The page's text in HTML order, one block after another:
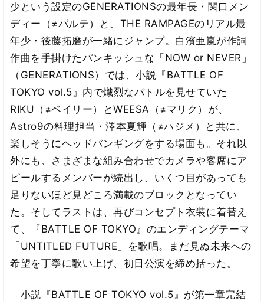
少という設定のGENERATIONSの最年長・関口メン
ディー（≠パルテ）と、THE RAMPAGEのリアル最
年少・後藤拓磨が一緒にジャンプ。白濱亜嵐が作詞
作曲を手掛けたパンキッシュな「NOW or NEVER」
（GENERATIONS）では、小説『BATTLE OF
TOKYO vol.5』内で熾烈なバトルを見せていた
RIKU（≠ベイリー）とWEESA（≠マリク）が、
Astro9の料理担当・澤本夏輝（≠ハジメ）と共に、
楽しそうにヘッドバンギングをする場面も。それ以
外にも、さまざまな組み合わせでカメラや客席にア
ピールするメンバーが続出し、いくつ目があっても
足りないほど見どころ満載のブロックとなってい
た。そしてラストは、再びコンセプト衣装に着替え
て、『BATTLE OF TOKYO』のエンディングテーマ
「UNTITLED FUTURE」を歌唱。まだ見ぬ未来への
希望を丁寧に歌い上げ、初日公演を締め括った。
小説『BATTLE OF TOKYO vol.5』が第一章完結